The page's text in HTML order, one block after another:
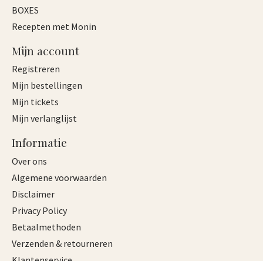
BOXES
Recepten met Monin
Mijn account
Registreren
Mijn bestellingen
Mijn tickets
Mijn verlanglijst
Informatie
Over ons
Algemene voorwaarden
Disclaimer
Privacy Policy
Betaalmethoden
Verzenden & retourneren